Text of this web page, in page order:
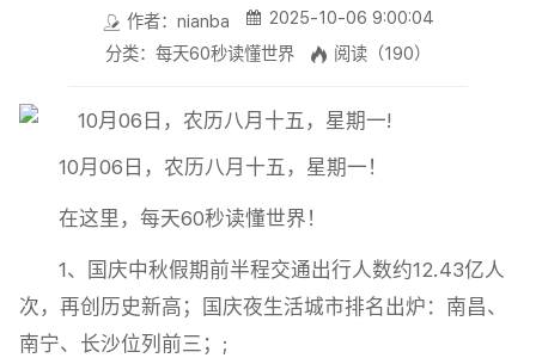
作者：nianba
2025-10-06 9:00:04
分类：每天60秒读懂世界
阅读（190）
10月06日，农历八月十五，星期一！
在这里，每天60秒读懂世界！
1、国庆中秋假期前半程交通出行人数约12.43亿人
次，再创历史新高；国庆夜生活城市排名出炉：南昌、
南宁、长沙位列前三；;